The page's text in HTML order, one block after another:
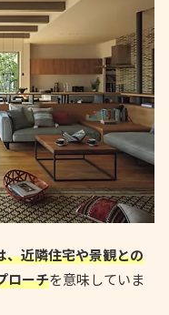
、近隣住宅や景観との
ローチを意味していま